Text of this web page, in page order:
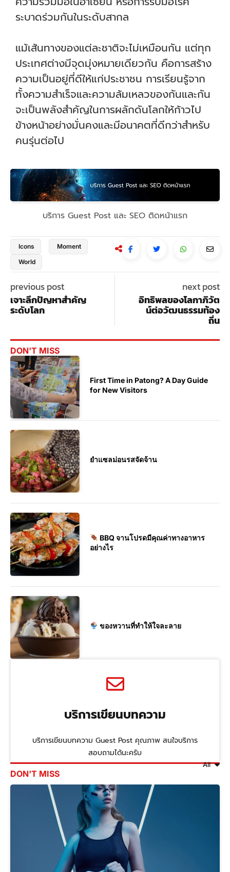
ระบาดร่วมกันในระดับสากล
แม้เส้นทางของแต่ละชาติจะไม่เหมือนกัน แต่ทุก
ประเทศต่างมีจุดมุ่งหมายเดียวกัน คือการสร้าง
ความเป็นอยู่ที่ดีให้แก่ประชาชน การเรียนรู้จาก
ทั้งความสำเร็จและความล้มเหลวของกันและกัน
จะเป็นพลังสำคัญในการผลักดันโลกให้ก้าวไป
ข้างหน้าอย่างมั่นคงและมีอนาคตที่ดีกว่าสำหรับ
คนรุ่นต่อไป
บริการ Guest Post และ SEO ติดหน้าแรก
Icons
Moment
World
previous post
เจาะลึกปัญหาสำคัญ
ระดับโลก
next post
อิทธิพลของโลกาภิวัต
น์ต่อวัฒนธรรมท้อง
ถิ่น
DON'T MISS
First Time in Patong? A Day Guide
for New Visitors
ยำแซลม่อนรสจัดจ้าน
BBQ จานโปรดมีคุณค่าทางอาหาร
อย่างไร
ของหวานที่ทำให้ใจละลาย
บริการเขียนบทความ
บริการเขียนบทความ Guest Post คุณภาพ สนใจบริการ
สอบถามได้นะครับ
DON'T MISS
All